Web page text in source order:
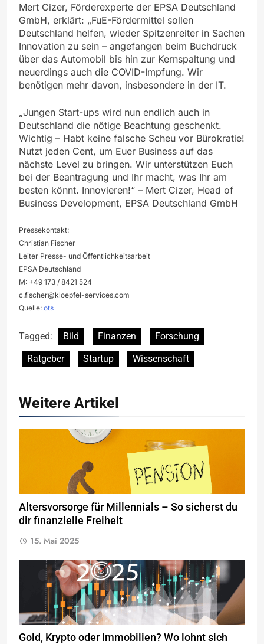
Mert Cizer, Förderexperte der EPSA Deutschland
GmbH, erklärt: „FuE-Fördermittel sollen
Deutschland helfen, wieder Spitzenreiter in Sachen
Innovation zu sein – angefangen beim Buchdruck
über das Automobil bis hin zur Kernspaltung und
neuerdings auch die COVID-Impfung. Wir
benötigen mehr davon, insbesondere in der IT.
„Jungen Start-ups wird nun endlich auch in
Deutschland die nötige Beachtung geschenkt.
Wichtig – Habt keine falsche Scheu vor Bürokratie!
Nutzt jeden Cent, um Euer Business auf das
nächste Level zu bringen. Wir unterstützen Euch
bei der Beantragung und Ihr macht, was Ihr am
besten könnt. Innovieren!“ – Mert Cizer, Head of
Business Development, EPSA Deutschland GmbH
Pressekontakt:
Christian Fischer
Leiter Presse- und Öffentlichkeitsarbeit
EPSA Deutschland
M: +49 173 / 8421 524
c.fischer@kloepfel-services.com
Quelle: ots
Tagged: Bild Finanzen
Forschung
Ratgeber
Startup Wissenschaft
Weitere Artikel
Altersvorsorge für Millennials – So sicherst du
dir finanzielle Freiheit
15. Mai 2025
Gold, Krypto oder Immobilien? Wo lohnt sich